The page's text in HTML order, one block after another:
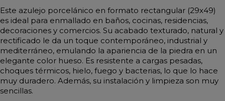
Este azulejo porcelánico en formato rectangular (29x49)
es ideal para enmallado en baños, cocinas, residencias,
decoraciones y comercios. Su acabado texturado, natural y
rectificado le da un toque contemporáneo, industrial y
mediterráneo, emulando la apariencia de la piedra en un
elegante color hueso. Es resistente a cargas pesadas,
choques térmicos, hielo, fuego y bacterias, lo que lo hace
muy duradero. Además, su instalación y limpieza son muy
sencillas.